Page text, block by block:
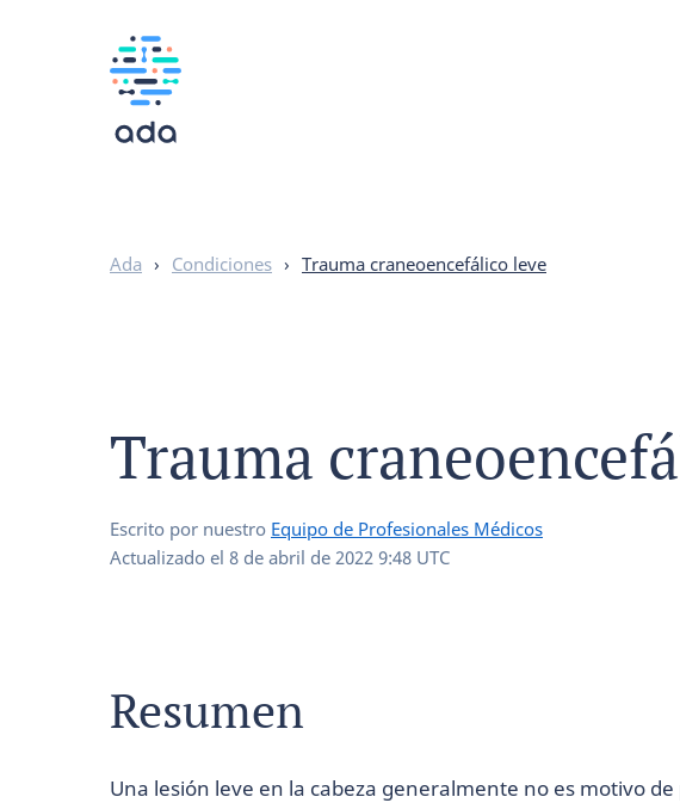
Ada › Condiciones › Trauma craneoencefálico leve
Trauma
Escrito por nuestro Equipo de Profesionales Médicos
Actualizado el 8 de abril de 2022 9:48 UTC
Resumen
Una lesión leve en la cabeza generalmente no es motivo